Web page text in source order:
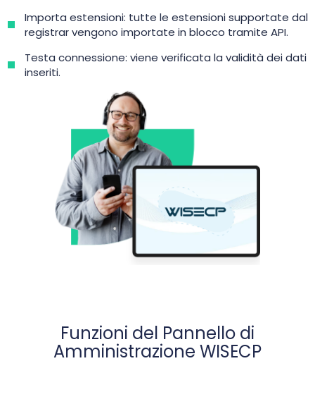
Importa estensioni: tutte le estensioni supportate dal
registrar vengono importate in blocco tramite API.
Testa connessione: viene verificata la validità dei dati
inseriti.
Funzioni del Pannello di
Amministrazione WISECP